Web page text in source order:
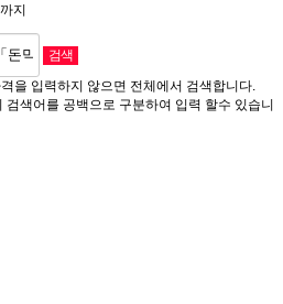
까지
을 입력하지 않으면 전체에서 검색합니다.
색어를 공백으로 구분하여 입력 할수 있습니